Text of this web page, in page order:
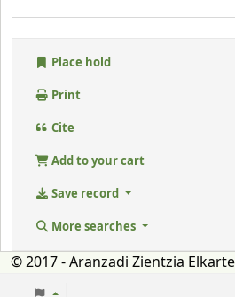
Place hold
Print
Cite
Add to your cart
Save record
More searches
© 2017 - Aranzadi Zientzia